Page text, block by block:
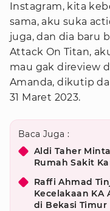
Instagram, kita
sama, aku suka
juga, dan dia baru
Attack On Titan,
mau gak direview
Amanda, dikutip
31 Maret 2023.
Baca Juga :
Aldi Taher
Rumah Sakit
Raffi Ahmad
Kecelakaan KA
di Bekasi Timur